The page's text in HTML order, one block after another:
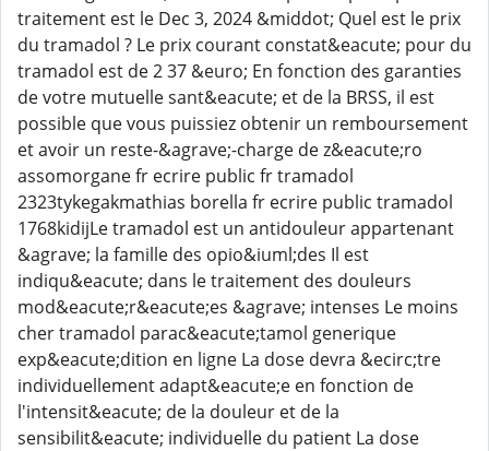
traitement est le Dec 3, 2024 &middot; Quel est le prix
du tramadol ? Le prix courant constat&eacute; pour du
tramadol est de 2 37 &euro; En fonction des garanties
de votre mutuelle sant&eacute; et de la BRSS, il est
possible que vous puissiez obtenir un remboursement
et avoir un reste-&agrave;-charge de z&eacute;ro
assomorgane fr ecrire public fr tramadol
2323tykegakmathias borella fr ecrire public tramadol
1768kidijLe tramadol est un antidouleur appartenant
&agrave; la famille des opio&iuml;des Il est
indiqu&eacute; dans le traitement des douleurs
mod&eacute;r&eacute;es &agrave; intenses Le moins
cher tramadol parac&eacute;tamol generique
exp&eacute;dition en ligne La dose devra &ecirc;tre
individuellement adapt&eacute;e en fonction de
l'intensit&eacute; de la douleur et de la
sensibilit&eacute; individuelle du patient La dose